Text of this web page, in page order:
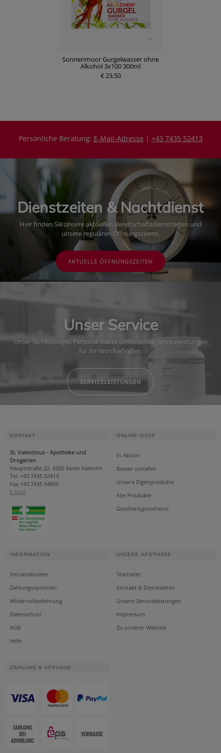
Sonnenmoor Gurgelwasser ohne
Alkohol 3x100 300ml
€ 23,50
Persönliche Beratung: E-Mail-Adresse | +43 7435 52413
Dienstzeiten & Nachtdienst
Hier finden Sie unsere aktuellen Bereitschaftsdienstzeiten und
unsere regulären Öffnungszeiten.
AKTUELLE ÖFFNUNGSZEITEN
Unser Service
Unser fachkundiges Personal bietet umfassende Serviceleistungen
für Ihr Wohlbefinden.
SERVICELEISTUNGEN
KONTAKT
St. Valentinus - Apotheke und
Drogerien
Hauptstraße 22, 4300 Sankt Valentin
Tel. +43 7435 52413
Fax +43 7435 54950
E-Mail
ONLINE-SHOP
In Aktion
Besser schlafen
Unsere Eigenprodukte
Alle Produkte
Geschenkgutscheine
INFORMATION
Versandkosten
Zahlungsoptionen
Widerrufsbelehrung
Datenschutz
AGB
Hilfe
UNSERE APOTHEKE
Startseite
Kontakt & Dienstzeiten
Unsere Serviceleistungen
Impressum
Zu unserer Website
ZAHLUNG & VERSAND